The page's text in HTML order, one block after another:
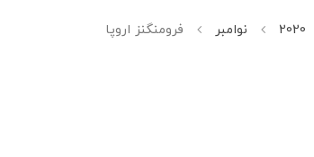
2020 نوامبر فرومنگنز اروپا